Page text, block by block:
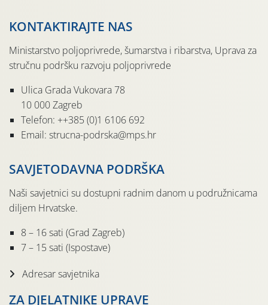
KONTAKTIRAJTE NAS
Ministarstvo poljoprivrede, šumarstva i ribarstva, Uprava za
stručnu podršku razvoju poljoprivrede
Ulica Grada Vukovara 78
10 000 Zagreb
Telefon: ++385 (0)1 6106 692
Email: strucna-podrska@mps.hr
SAVJETODAVNA PODRŠKA
Naši savjetnici su dostupni radnim danom u podružnicama
diljem Hrvatske.
8 – 16 sati (Grad Zagreb)
7 – 15 sati (Ispostave)
Adresar savjetnika
ZA DJELATNIKE UPRAVE